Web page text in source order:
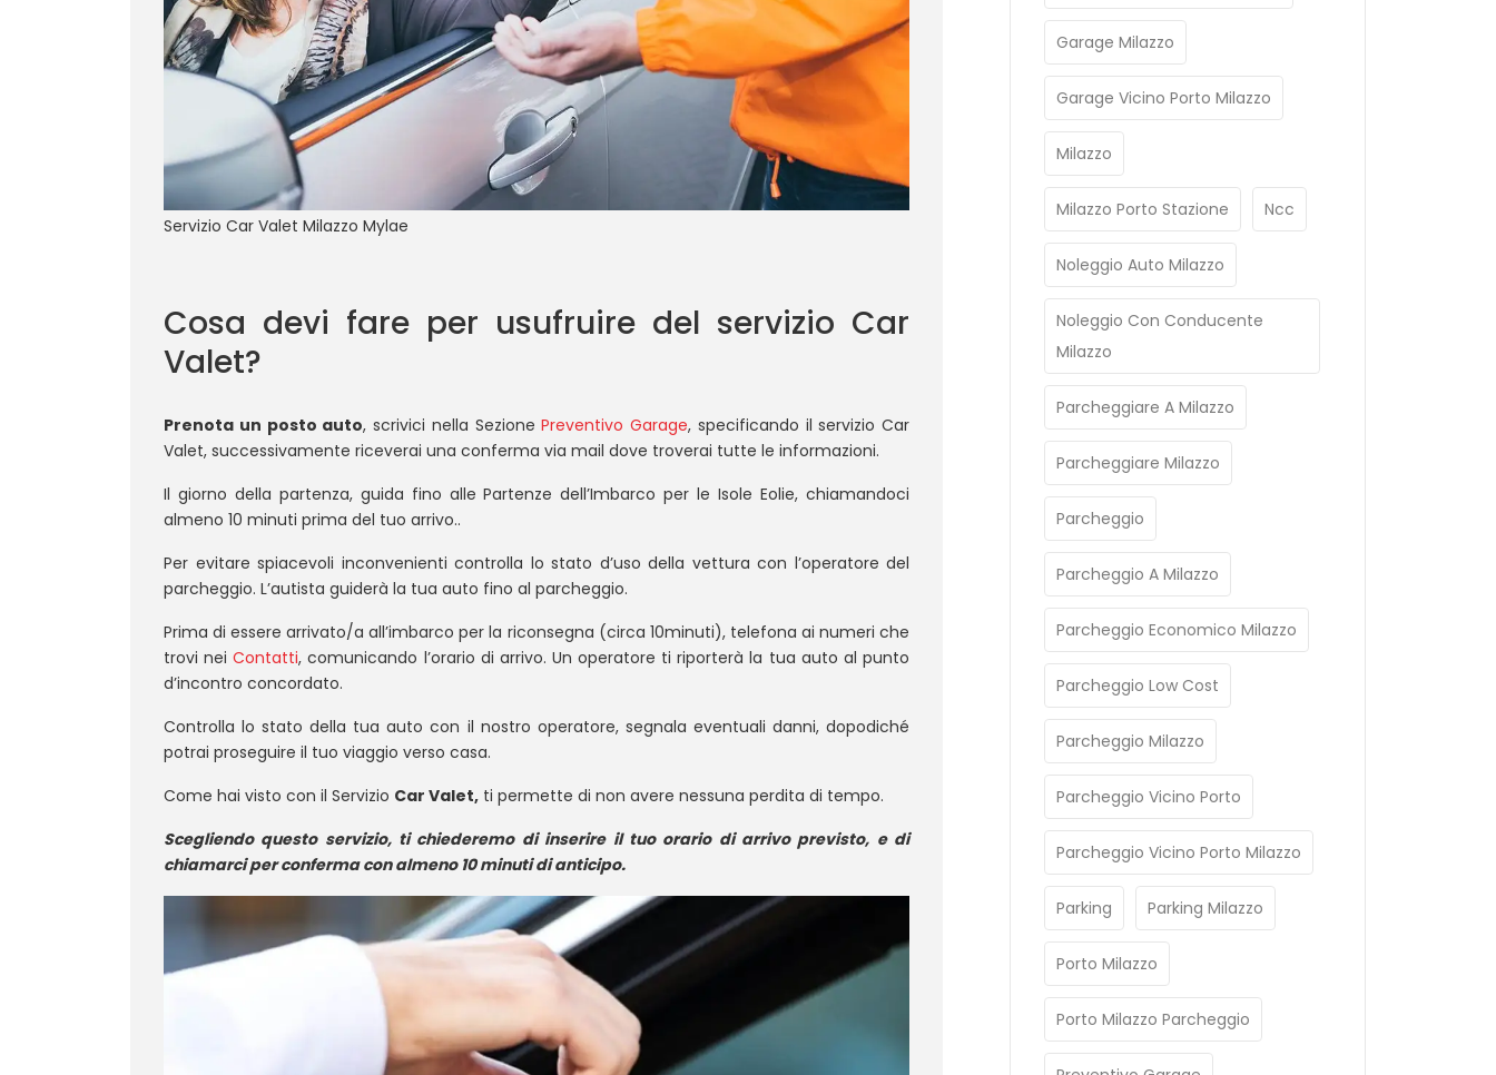
Servizio Car Valet Milazzo Mylae
Cosa devi fare per usufruire del servizio Car
Valet?
Prenota un posto auto, scrivici nella SezionePreventivo Garage, specificando il servizio Car
Valet, successivamente riceverai una conferma via mail dove troverai tutte le informazioni.
Il giorno della partenza, guida fino alle Partenze dell’Imbarco per le Isole Eolie, chiamandoci
almeno 10 minuti prima del tuo arrivo..
Per evitare spiacevoli inconvenienti controlla lo stato d’uso della vettura con l’operatore del
parcheggio. L’autista guiderà la tua auto fino al parcheggio.
Prima di essere arrivato/a all’imbarco per la riconsegna (circa 10minuti), telefona ai numeri che
trovi neiContatti, comunicando l’orario di arrivo. Un operatore ti riporterà la tua auto al punto
d’incontro concordato.
Controlla lo stato della tua auto con il nostro operatore, segnala eventuali danni, dopodiché
potrai proseguire il tuo viaggio verso casa.
Come hai visto con il Servizio Car Valet, ti permette di non avere nessuna perdita di tempo.
Scegliendo questo servizio, ti chiederemo di inserire il tuo orario di arrivo previsto, e di
chiamarci per conferma con almeno 10 minuti di anticipo.
Garage Milazzo
Garage Vicino Porto Milazzo
Milazzo
Milazzo Porto Stazione Ncc
Noleggio Auto Milazzo
Noleggio Con Conducente
Milazzo
Parcheggiare A Milazzo
Parcheggiare Milazzo
Parcheggio
Parcheggio A Milazzo
Parcheggio Economico Milazzo
Parcheggio Low Cost
Parcheggio Milazzo
Parcheggio Vicino Porto
Parcheggio Vicino Porto Milazzo
Parking Parking Milazzo
Porto Milazzo
Porto Milazzo Parcheggio